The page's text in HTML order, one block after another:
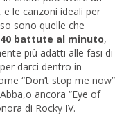
le canzoni ideali per
sono quelle che
battute al minuto,
più adatti alle fasi di
darci dentro in
“Don’t stop me now”
ancora “Eye of
di Rocky IV.